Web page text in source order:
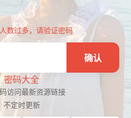
数过多，请验证密码
确认
密码大全
访问最新资源链接
不定时更新